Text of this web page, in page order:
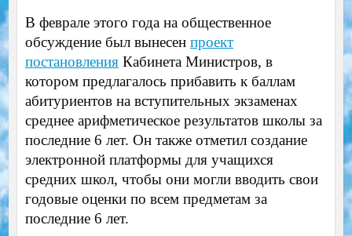
В феврале этого года на общественное
обсуждение был вынесен проект
постановленияКабинета Министров, в
котором предлагалось прибавить к баллам
абитуриентов на вступительных экзаменах
среднее арифметическое результатов школы за
последние 6 лет. Он также отметил создание
электронной платформы для учащихся
средних школ, чтобы они могли вводить свои
годовые оценки по всем предметам за
последние 6 лет.